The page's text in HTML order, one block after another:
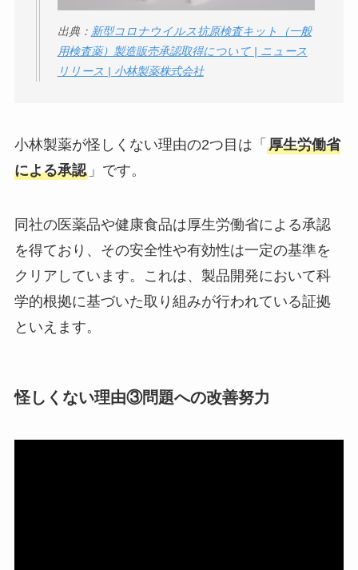
出典： 新型コロナウイルス抗原検査キット（一般
用検査薬）製造販売承認取得について | ニュース
リリース | 小林製薬株式会社
小林製薬が怪しくない理由の2つ目は「 厚生労働省
による承認」です。
同社の医薬品や健康食品は厚生労働省による承認
を得ており、その安全性や有効性は一定の基準を
クリアしています。これは、製品開発において科
学的根拠に基づいた取り組みが行われている証拠
といえます。
怪しくない理由③問題への改善努力